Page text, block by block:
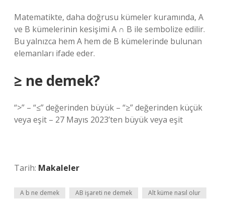
Matematikte, daha doğrusu kümeler kuramında, A
ve B kümelerinin kesişimi A ∩ B ile sembolize edilir.
Bu yalnızca hem A hem de B kümelerinde bulunan
elemanları ifade eder.
≥ ne demek?
“>” – “≤” değerinden büyük – “≥” değerinden küçük
veya eşit – 27 Mayıs 2023’ten büyük veya eşit
Tarih: Makaleler
A b ne demek AB işareti ne demek Alt küme nasıl olur